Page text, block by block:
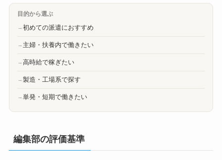
目的から選ぶ
初めての派遣におすすめ
主婦・扶養内で働きたい
高時給で稼ぎたい
製造・工場系で探す
単発・短期で働きたい
編集部の評価基準